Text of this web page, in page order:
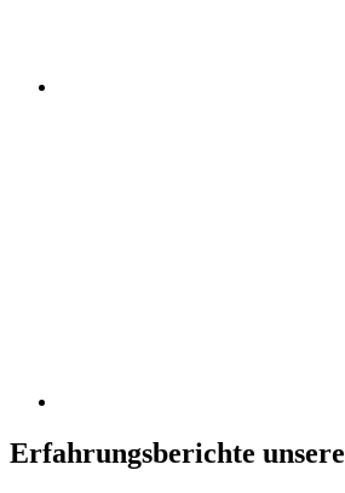
Erfahrungsberichte